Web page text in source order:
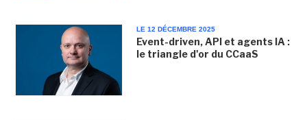
LE 12 DÉCEMBRE 2025
Event-driven, API et agents IA :
le triangle d'or du CCaaS